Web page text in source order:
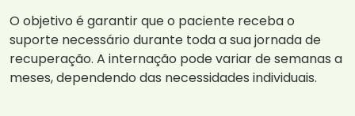
O objetivo é garantir que o paciente receba o
suporte necessário durante toda a sua jornada de
recuperação. A internação pode variar de semanas a
meses, dependendo das necessidades individuais.